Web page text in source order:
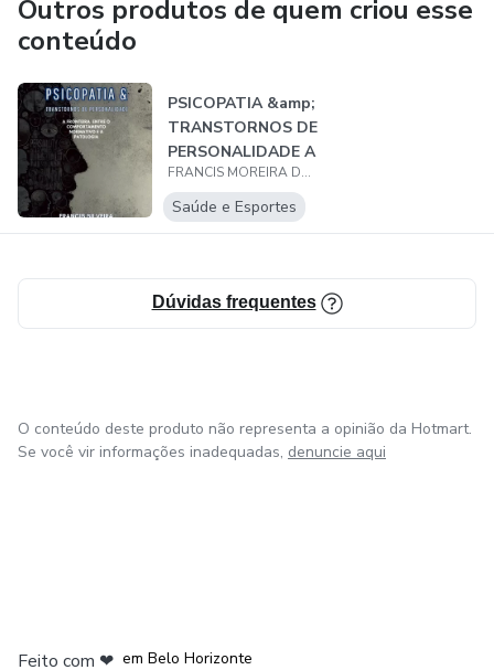
Outros produtos de quem criou esse
conteúdo
PSICOPATIA &amp;
TRANSTORNOS DE
PERSONALIDADE A
FRONTEIRA EN... FRANCIS MOREIRA DA SILVEIRA
Saúde e Esportes
Dúvidas frequentes
O conteúdo deste produto não representa a opinião da Hotmart.
Se você vir informações inadequadas, denuncie aqui
Feito com ❤ em Belo Horizonte